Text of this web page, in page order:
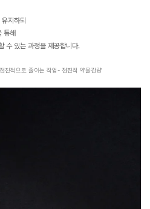
지하되
통해
수 있는 과정을 제공합니다.
진적으로 줄이는 작업- 점진적 약물감량